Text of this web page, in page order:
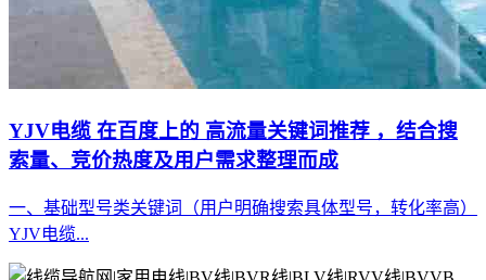
YJV电缆 在百度上的 高流量关键词推荐 ，结合搜
索量、竞价热度及用户需求整理而成
一、基础型号类关键词（用户明确搜索具体型号，转化率高）
YJV电缆...